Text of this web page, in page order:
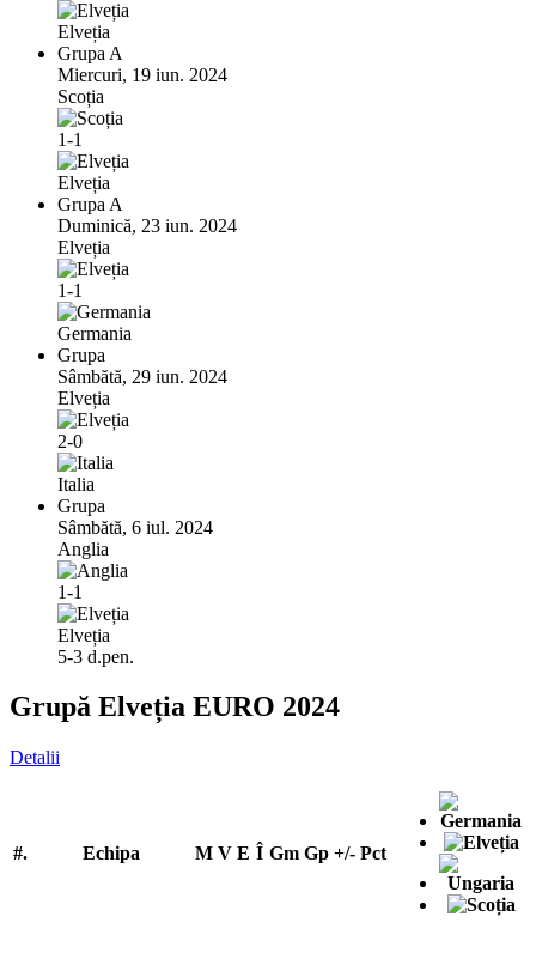
Elveția
Grupa A
Miercuri, 19 iun. 2024
Scoția
1-1
Elveția
Grupa A
Duminică, 23 iun. 2024
Elveția
1-1
Germania
Grupa
Sâmbătă, 29 iun. 2024
Elveția
2-0
Italia
Grupa
Sâmbătă, 6 iul. 2024
Anglia
1-1
Elveția
5-3 d.pen.
Grupă Elveția EURO 2024
Detalii
#. Echipa M V E Î Gm Gp +/- Pct